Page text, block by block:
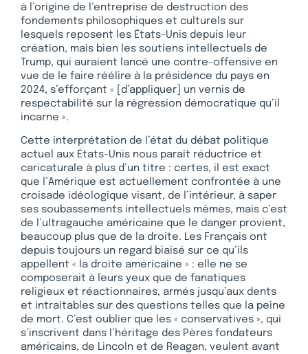
à l’origine de l’entreprise de destruction des
fondements philosophiques et culturels sur
lesquels reposent les États-Unis depuis leur
création, mais bien les soutiens intellectuels de
Trump, qui auraient lancé une contre-offensive en
vue de le faire réélire à la présidence du pays en
2024, s’efforçant « [d’appliquer] un vernis de
respectabilité sur la régression démocratique qu’il
incarne ».
Cette interprétation de l’état du débat politique
actuel aux États-Unis nous paraît réductrice et
caricaturale à plus d’un titre : certes, il est exact
que l’Amérique est actuellement confrontée à une
croisade idéologique visant, de l’intérieur, à saper
ses soubassements intellectuels mêmes, mais c’est
de l’ultragauche américaine que le danger provient,
beaucoup plus que de la droite. Les Français ont
depuis toujours un regard biaisé sur ce qu’ils
appellent « la droite américaine » : elle ne se
composerait à leurs yeux que de fanatiques
religieux et réactionnaires, armés jusqu’aux dents
et intraitables sur des questions telles que la peine
de mort. C’est oublier que les « conservatives », qui
s’inscrivent dans l’héritage des Pères fondateurs
américains, de Lincoln et de Reagan, veulent avant